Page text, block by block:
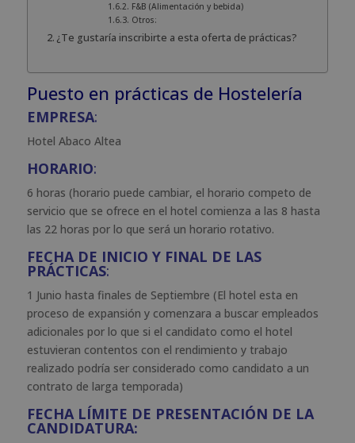
F&B (Alimentación y bebida)
Otros:
¿Te gustaría inscribirte a esta oferta de prácticas?
Puesto en prácticas de Hostelería
EMPRESA:
Hotel Abaco Altea
HORARIO:
6 horas (horario puede cambiar, el horario competo de
servicio que se ofrece en el hotel comienza a las 8 hasta
las 22 horas por lo que será un horario rotativo.
FECHA DE INICIO Y FINAL DE LAS
PRÁCTICAS:
1 Junio hasta finales de Septiembre (El hotel esta en
proceso de expansión y comenzara a buscar empleados
adicionales por lo que si el candidato como el hotel
estuvieran contentos con el rendimiento y trabajo
realizado podría ser considerado como candidato a un
contrato de larga temporada)
FECHA LÍMITE DE PRESENTACIÓN DE LA
CANDIDATURA: